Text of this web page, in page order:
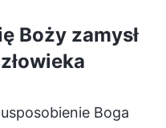
Boży zamysł
Boga